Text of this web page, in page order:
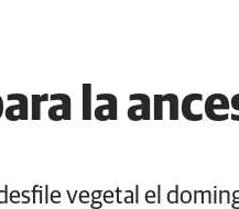
la
vegetal el